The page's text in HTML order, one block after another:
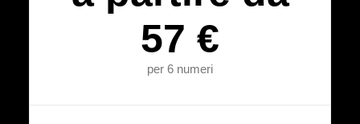
57 €
per 6 numeri